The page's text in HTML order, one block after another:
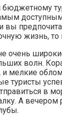
бюджетному
вы
жизнь, то
очень
волн.
и мелкие
туристы
в
А вечером